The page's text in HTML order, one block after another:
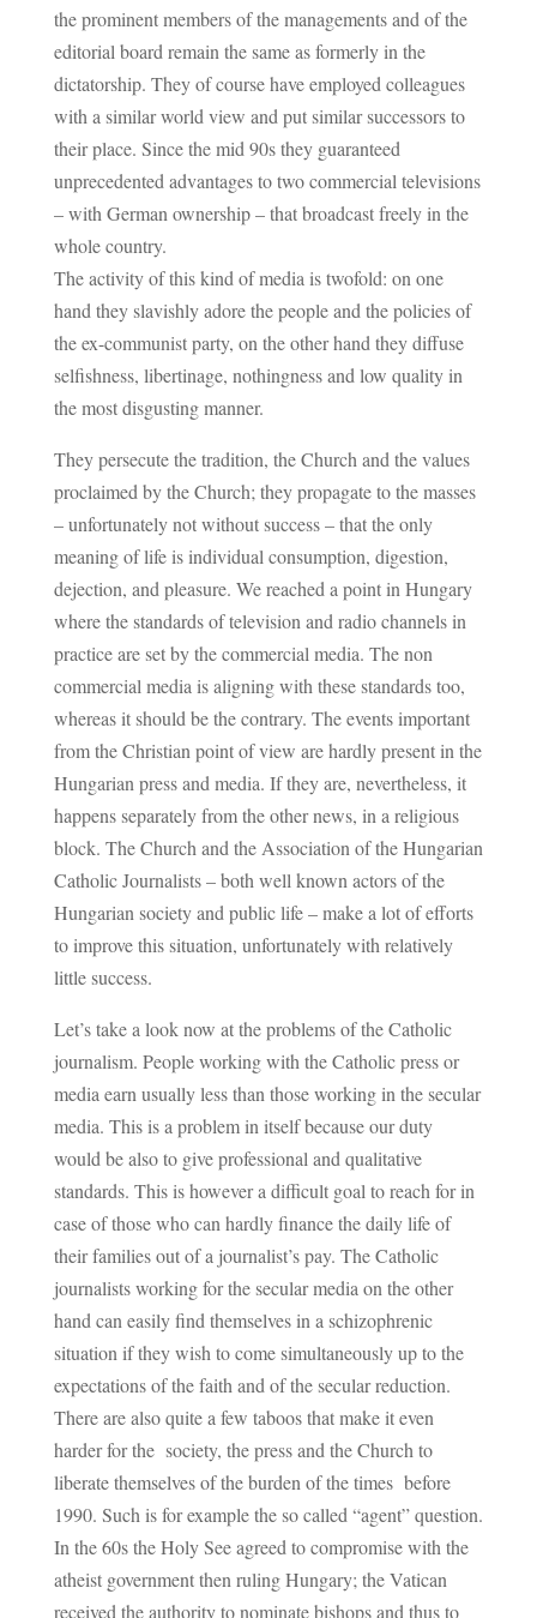
the prominent members of the managements and of the
editorial board remain the same as formerly in the
dictatorship. They of course have employed colleagues
with a similar world view and put similar successors to
their place. Since the mid 90s they guaranteed
unprecedented advantages to two commercial televisions
– with German ownership – that broadcast freely in the
whole country.
The activity of this kind of media is twofold: on one
hand they slavishly adore the people and the policies of
the ex-communist party, on the other hand they diffuse
selfishness, libertinage, nothingness and low quality in
the most disgusting manner.
They persecute the tradition, the Church and the values
proclaimed by the Church; they propagate to the masses
– unfortunately not without success – that the only
meaning of life is individual consumption, digestion,
dejection, and pleasure. We reached a point in Hungary
where the standards of television and radio channels in
practice are set by the commercial media. The non
commercial media is aligning with these standards too,
whereas it should be the contrary. The events important
from the Christian point of view are hardly present in the
Hungarian press and media. If they are, nevertheless, it
happens separately from the other news, in a religious
block. The Church and the Association of the Hungarian
Catholic Journalists – both well known actors of the
Hungarian society and public life – make a lot of efforts
to improve this situation, unfortunately with relatively
little success.
Let’s take a look now at the problems of the Catholic
journalism. People working with the Catholic press or
media earn usually less than those working in the secular
media. This is a problem in itself because our duty
would be also to give professional and qualitative
standards. This is however a difficult goal to reach for in
case of those who can hardly finance the daily life of
their families out of a journalist’s pay. The Catholic
journalists working for the secular media on the other
hand can easily find themselves in a schizophrenic
situation if they wish to come simultaneously up to the
expectations of the faith and of the secular reduction.
There are also quite a few taboos that make it even
harder for the society, the press and the Church to
liberate themselves of the burden of the times before
1990. Such is for example the so called “agent” question.
In the 60s the Holy See agreed to compromise with the
atheist government then ruling Hungary; the Vatican
received the authority to nominate bishops and thus to